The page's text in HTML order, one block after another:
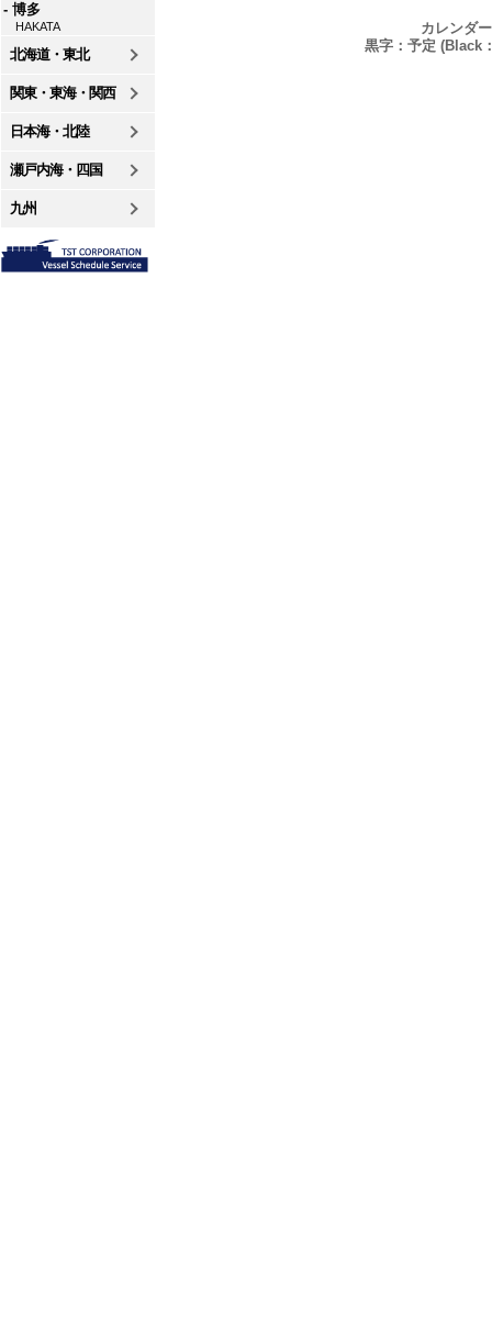
- 博多
HAKATA
北海道・東北
関東・東海・関西
日本海・北陸
瀬戸内海・四国
九州
カレンダ
黒字：予定